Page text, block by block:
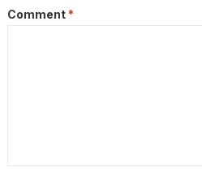
Comment *